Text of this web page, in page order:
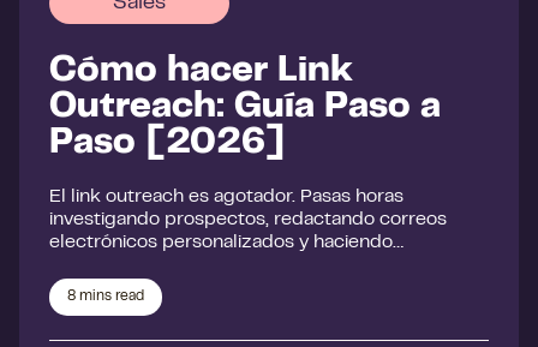
Cómo hacer Link
Outreach: Guía Paso a
Paso [2026]
El link outreach es agotador. Pasas horas
investigando prospectos, redactando correos
electrónicos personalizados y haciendo…
8 mins read